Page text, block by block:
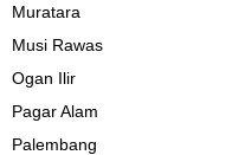
Muratara
Musi Rawas
Ogan Ilir
Pagar Alam
Palembang